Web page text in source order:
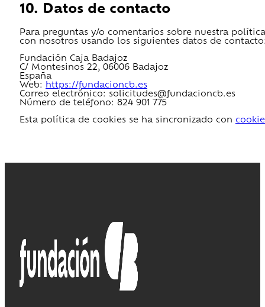
10. Datos de contacto
Para preguntas y/o comentarios sobre nuestra
con nosotros usando los siguientes datos de
Fundación Caja Badajoz
C/ Montesinos 22, 06006 Badajoz
España
Web: https://fundacioncb.es
Correo electrónico: solicitudes@fundacioncb.es
Número de teléfono: 824 901 775
Esta política de cookies se ha sincronizado con